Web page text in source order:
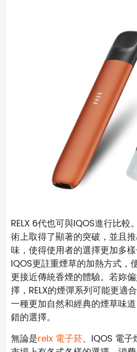
RELX 6代也可與IQOS進行比較。
術上取得了顯著的突破，並且
味，使得使用者的選擇更加多
IQOS更註重煙草的加熱方式，
更接近傳統香煙的體驗。若妳
擇，RELX的煙彈系列可能更適
一種更加自然和經典的煙草味
錯的選擇。
無論是relx 電子菸、IQOS 電子